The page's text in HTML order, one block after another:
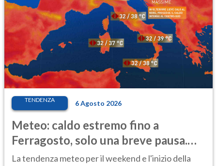
TENDENZA 6 Agosto 2026
Meteo: caldo estremo fino a
Ferragosto, solo una breve pausa.
Ecco dove
La tendenza meteo per il weekend e l'inizio della